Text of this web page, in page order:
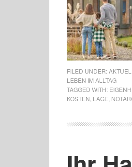
FILED UNDER:AKTUELL
LEBEN IM ALLTAG
TAGGED WITH:
KOSTEN LAGE